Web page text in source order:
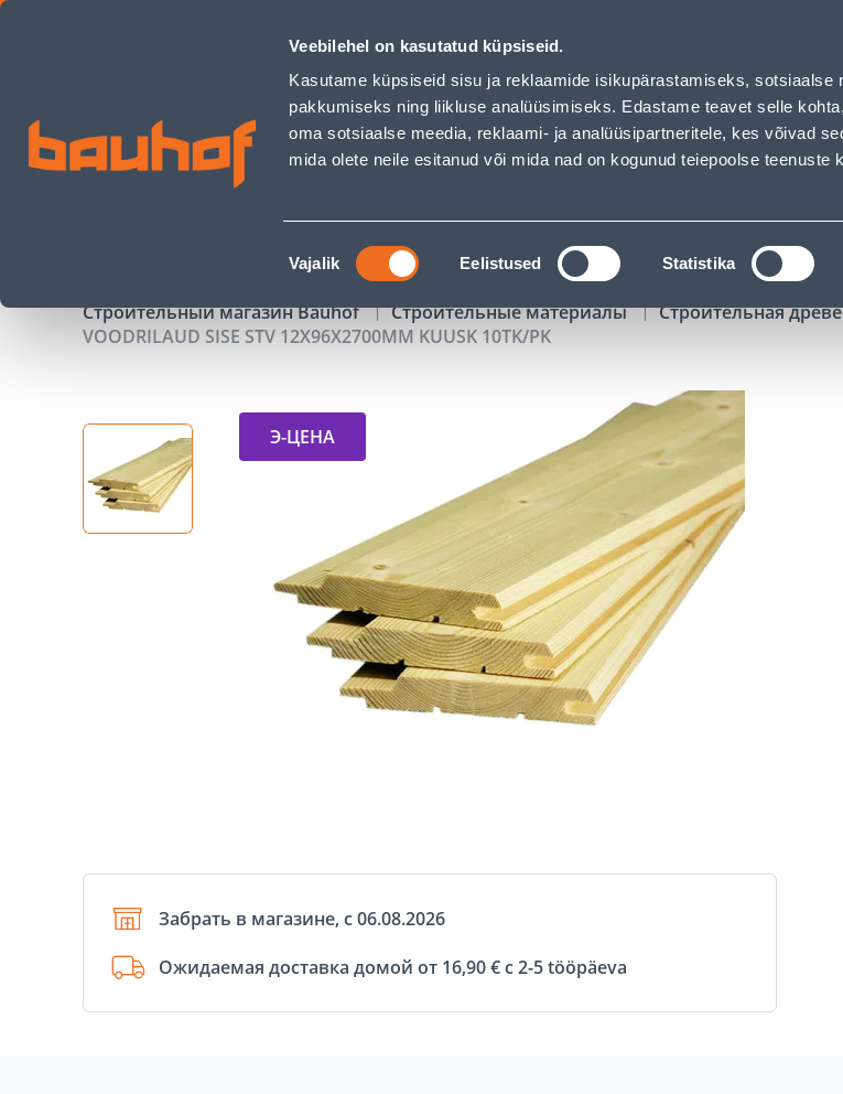
Veebilehel on kasutatud küpsiseid.
Kasutame küpsiseid sisu ja reklaamide isikupärastamiseks, sotsiaalse
pakkumiseks ning liikluse analüüsimiseks. Edastame teavet selle
oma sotsiaalse meedia, reklaami- ja analüüsipartneritele, kes võivad
mida olete neile esitanud või mida nad on kogunud teiepoolse teenuste
Nõusoleku
valik
Vajalik Eelistused Statistika
VOODRILAUD SISE STV 12X96X2700MM KUUSK 10TK/PK - Bauhof has loaded
Обслуживание бизнес-клиентов Обслуживание частных клиентов Услуги
ПОИСК
АКЦИИ КАТАЛОГИ АРЕНДА
Строительный магазин Bauhof Строительные материалы Строительная
VOODRILAUD SISE STV 12X96X2700MM KUUSK 10TK/PK
Э-ЦЕНА
Забрать в магазине, с 06.08.2026
Ожидаемая доставка домой от 16,90 € с 2-5 tööpäeva